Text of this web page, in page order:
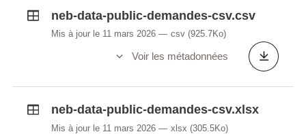
neb-data-public-demandes-csv.csv
Mis à jour le 11 mars 2026 csv (925.7Ko)
Voir les métadonnées
neb-data-public-demandes-csv.xlsx
Mis à jour le 11 mars 2026 xlsx (305.5Ko)